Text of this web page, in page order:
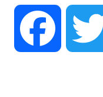
Facebook